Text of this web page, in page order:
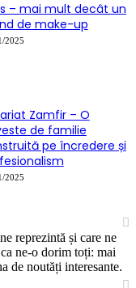
– mai mult decât un
de make-up
2025
Zamfir – O
de familie
pe încredere și
2025
reprezintă și care ne
ne-o dorim toți: mai
de noutăți interesante.